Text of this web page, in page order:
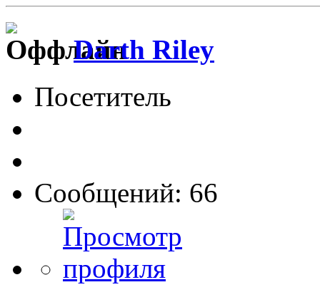
Darth Riley
Посетитель
Сообщений: 66